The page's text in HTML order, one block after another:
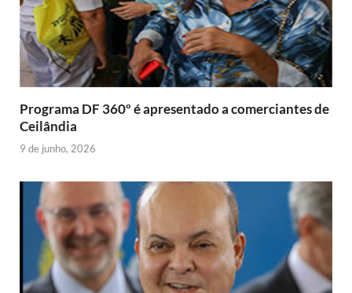
n
d
l
y
Programa DF 360º é apresentado a comerciantes de
Ceilândia
9 de junho, 2026